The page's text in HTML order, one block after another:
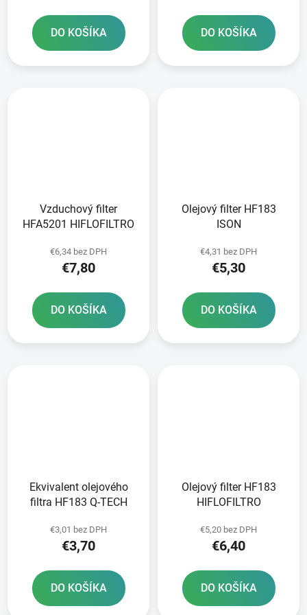
DO KOŠÍKA DO KOŠÍKA
Vzduchový filter
HFA5201 HIFLOFILTRO
€6,34 bez DPH
€7,80
DO KOŠÍKA
Olejový filter HF183
ISON
€4,31 bez DPH
€5,30
DO KOŠÍKA
Ekvivalent olejového
filtra HF183 Q-TECH
€3,01 bez DPH
€3,70
DO KOŠÍKA
Olejový filter HF183
HIFLOFILTRO
€5,20 bez DPH
€6,40
DO KOŠÍKA